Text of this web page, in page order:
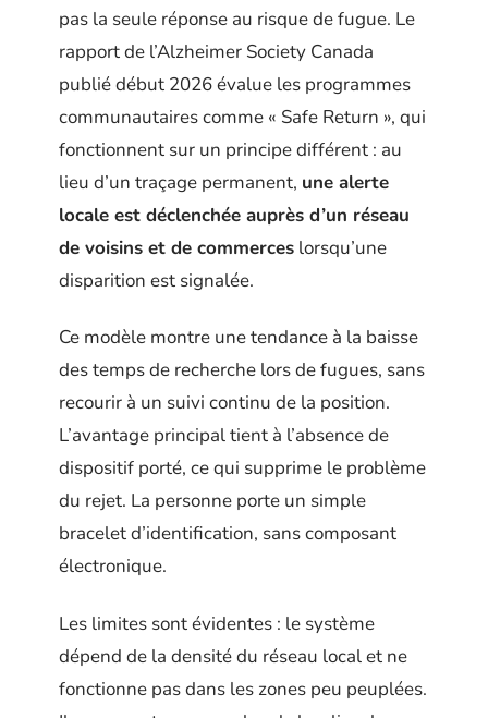
pas la seule réponse au risque de fugue. Le
rapport de l’Alzheimer Society Canada
publié début 2026 évalue les programmes
communautaires comme « Safe Return », qui
fonctionnent sur un principe différent : au
lieu d’un traçage permanent, une alerte
locale est déclenchée auprès d’un réseau
de voisins et de commerces lorsqu’une
disparition est signalée.
Ce modèle montre une tendance à la baisse
des temps de recherche lors de fugues, sans
recourir à un suivi continu de la position.
L’avantage principal tient à l’absence de
dispositif porté, ce qui supprime le problème
du rejet. La personne porte un simple
bracelet d’identification, sans composant
électronique.
Les limites sont évidentes : le système
dépend de la densité du réseau local et ne
fonctionne pas dans les zones peu peuplées.